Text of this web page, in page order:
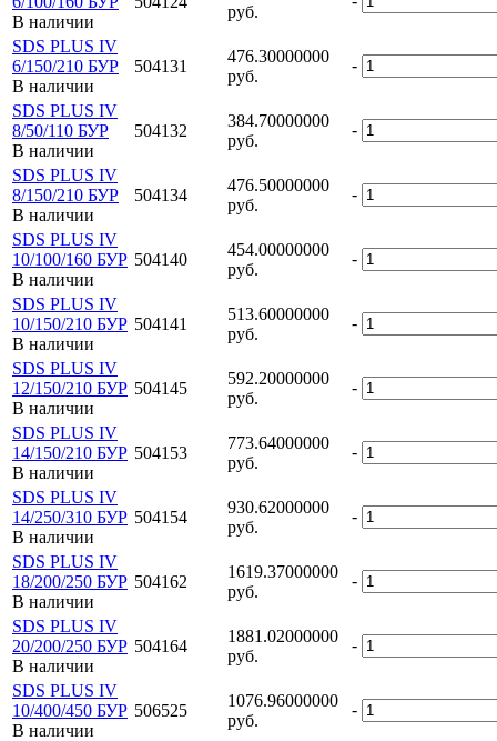
В наличии
руб.
SDS PLUS IV
6/150/210 БУР
В наличии
504131
476.30000000
руб.
-
SDS PLUS IV
8/50/110 БУР
В наличии
504132
384.70000000
руб.
-
SDS PLUS IV
8/150/210 БУР
В наличии
504134
476.50000000
руб.
-
SDS PLUS IV
10/100/160 БУР
В наличии
504140
454.00000000
руб.
-
SDS PLUS IV
10/150/210 БУР
В наличии
504141
513.60000000
руб.
-
SDS PLUS IV
12/150/210 БУР
В наличии
504145
592.20000000
руб.
-
SDS PLUS IV
14/150/210 БУР
В наличии
504153
773.64000000
руб.
-
SDS PLUS IV
14/250/310 БУР
В наличии
504154
930.62000000
руб.
-
SDS PLUS IV
18/200/250 БУР
В наличии
504162
1619.37000000
руб.
-
SDS PLUS IV
20/200/250 БУР
В наличии
504164
1881.02000000
руб.
-
SDS PLUS IV
10/400/450 БУР
В наличии
506525
1076.96000000
руб.
-